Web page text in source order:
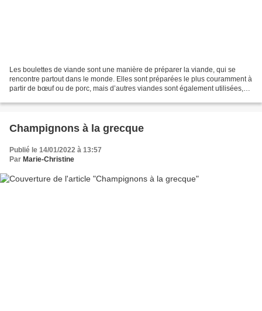
Les boulettes de viande sont une manière de préparer la viande, qui se
rencontre partout dans le monde. Elles sont préparées le plus couramment à
partir de bœuf ou de porc, mais d’autres viandes sont également utilisées,
Champignons à la grecque
Publié le 14/01/2022 à 13:57
Par Marie-Christine